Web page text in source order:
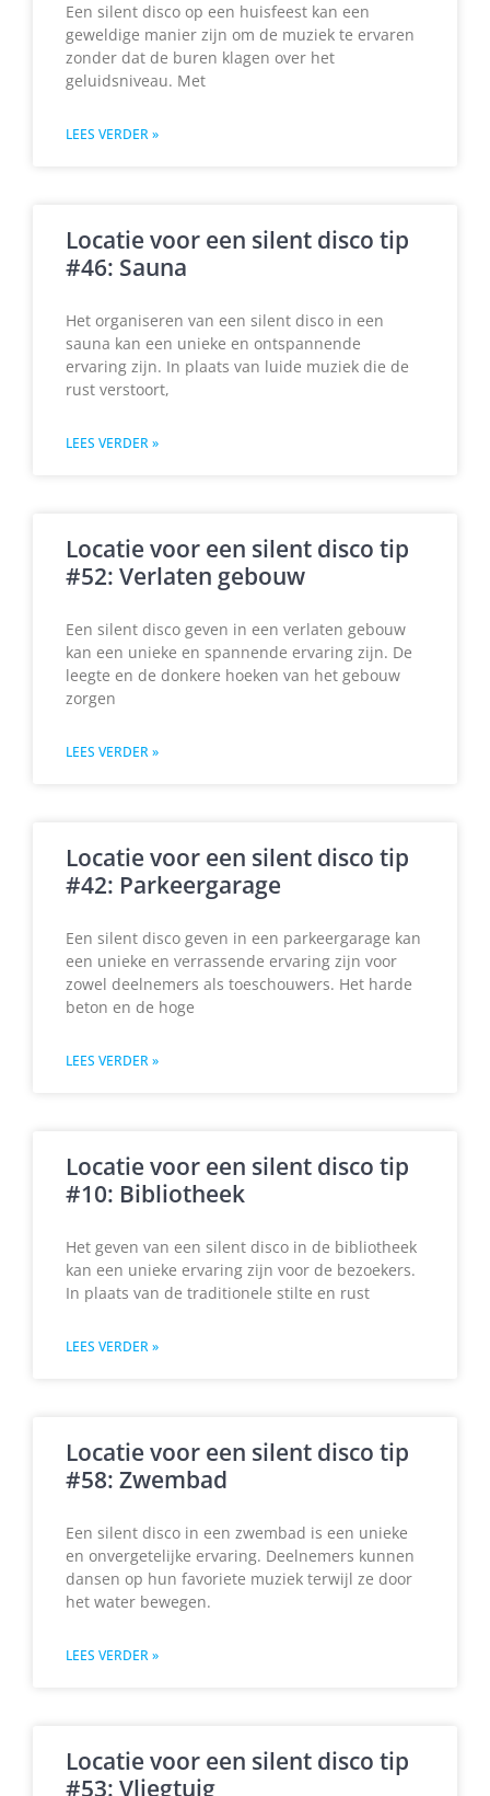
Een silent disco op een huisfeest kan een
geweldige manier zijn om de muziek te ervaren
zonder dat de buren klagen over het
geluidsniveau. Met
LEES VERDER »
Locatie voor een silent disco tip
#46: Sauna
Het organiseren van een silent disco in een
sauna kan een unieke en ontspannende
ervaring zijn. In plaats van luide muziek die de
rust verstoort,
LEES VERDER »
Locatie voor een silent disco tip
#52: Verlaten gebouw
Een silent disco geven in een verlaten gebouw
kan een unieke en spannende ervaring zijn. De
leegte en de donkere hoeken van het gebouw
zorgen
LEES VERDER »
Locatie voor een silent disco tip
#42: Parkeergarage
Een silent disco geven in een parkeergarage kan
een unieke en verrassende ervaring zijn voor
zowel deelnemers als toeschouwers. Het harde
beton en de hoge
LEES VERDER »
Locatie voor een silent disco tip
#10: Bibliotheek
Het geven van een silent disco in de bibliotheek
kan een unieke ervaring zijn voor de bezoekers.
In plaats van de traditionele stilte en rust
LEES VERDER »
Locatie voor een silent disco tip
#58: Zwembad
Een silent disco in een zwembad is een unieke
en onvergetelijke ervaring. Deelnemers kunnen
dansen op hun favoriete muziek terwijl ze door
het water bewegen.
LEES VERDER »
Locatie voor een silent disco tip
#53: Vliegtuig